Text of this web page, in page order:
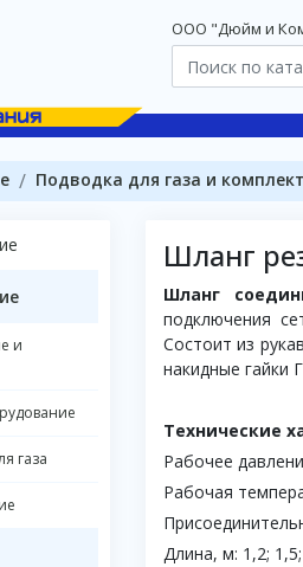
OOO "Дюйм и
Подводка для газа и
и
газа
Шланг
Шланг
подключения
Состоит из
накидные гайки
Технические
Рабочее
Рабочая
Длина, м: 1,2;